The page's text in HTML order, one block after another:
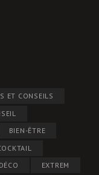
ET CONSEILS
BIEN-ÊTRE
DÉCO
EXTREM